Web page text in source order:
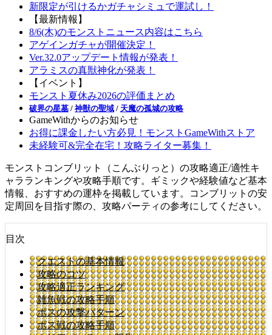
新限定が引けるかガチャシミュで運試し！
【最新情報】
8/6(木)のモンストニュース内容はこちら
アゲインガチャが開催決定！
Ver.32.0アップデート情報が発表！
アラミスの真獣神化が発表！
【イベント】
モンスト夏休み2026の評価まとめ
破界の星墓 / 神獣の聖域 / 天魔の孤城の攻略
GameWithからのお知らせ
お得に課金したい方必見！モンストGameWithストア
未経験可&完全在宅！攻略ライター募集！
モンストコンブリット（こんぶりっと）の攻略適正/適性キ
ャラランキングや攻略手順です。ギミックや経験値など基本
情報、おすすめの運枠を掲載しています。コンブリットの安
定周回を目指す際の、攻略パーティの参考にしてください。
目次
クエストの基本情報
攻略のコツ
攻略適正ランキング
雑魚戦の攻略手順
ボスの攻撃パターン
ボス戦の攻略手順